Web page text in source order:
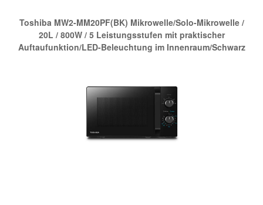
Toshiba MW2-MM20PF(BK) Mikrowelle/Solo-Mikrowelle /
20L / 800W / 5 Leistungsstufen mit praktischer
Auftaufunktion/LED-Beleuchtung im Innenraum/Schwarz